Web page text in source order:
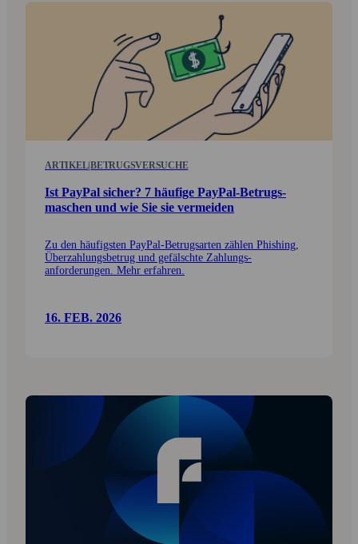
ARTIKEL|BETRUGSVERSUCHE
Ist PayPal sicher? 7 häufige PayPal-Betrugs­
maschen und wie Sie sie vermeiden
Zu den häufigsten PayPal-Betrugs­arten zählen Phishing,
Über­zahlungs­betrug und gefälschte Zahlungs­
anforderungen. Mehr erfahren.
16. FEB. 2026